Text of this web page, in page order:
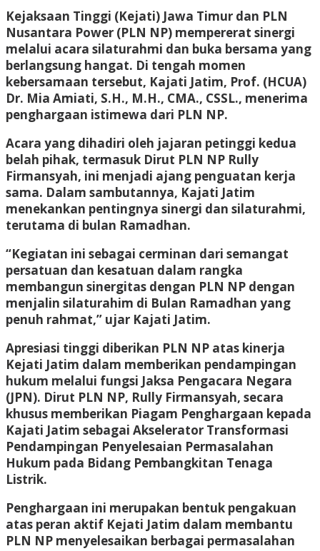
Kejaksaan Tinggi (Kejati) Jawa Timur dan PLN
Nusantara Power (PLN NP) mempererat sinergi
melalui acara silaturahmi dan buka bersama yang
berlangsung hangat. Di tengah momen
kebersamaan tersebut, Kajati Jatim, Prof. (HCUA)
Dr. Mia Amiati, S.H., M.H., CMA., CSSL., menerima
penghargaan istimewa dari PLN NP.
Acara yang dihadiri oleh jajaran petinggi kedua
belah pihak, termasuk Dirut PLN NP Rully
Firmansyah, ini menjadi ajang penguatan kerja
sama. Dalam sambutannya, Kajati Jatim
menekankan pentingnya sinergi dan silaturahmi,
terutama di bulan Ramadhan.
“Kegiatan ini sebagai cerminan dari semangat
persatuan dan kesatuan dalam rangka
membangun sinergitas dengan PLN NP dengan
menjalin silaturahim di Bulan Ramadhan yang
penuh rahmat,” ujar Kajati Jatim.
Apresiasi tinggi diberikan PLN NP atas kinerja
Kejati Jatim dalam memberikan pendampingan
hukum melalui fungsi Jaksa Pengacara Negara
(JPN). Dirut PLN NP, Rully Firmansyah, secara
khusus memberikan Piagam Penghargaan kepada
Kajati Jatim sebagai Akselerator Transformasi
Pendampingan Penyelesaian Permasalahan
Hukum pada Bidang Pembangkitan Tenaga
Listrik.
Penghargaan ini merupakan bentuk pengakuan
atas peran aktif Kejati Jatim dalam membantu
PLN NP menyelesaikan berbagai permasalahan